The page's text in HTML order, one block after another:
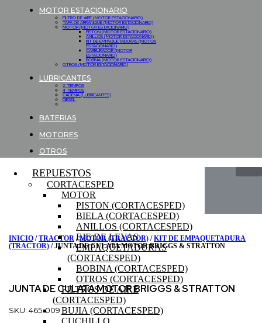
MOTOR ESTACIONARIO
FILTRO DE AIRE (MOTOR ESTACIONARIO)
TAPA DE ARRANQUE (MOTOR ESTACIONARIO)
MOTOR (MOTOR ESTACIONARIO)
PISTON (MOTOR ESTACIONARIO)
ANILLOS (MOTOR ESTACIONARIO)
KIT DE EMPAQUETADURAS (MOTOR
ESTACIONARIO)
CARBURADOR (MOTOR
ESTACIONARIO)
BOBINA (MOTOR ESTACIONARIO)
OTROS (MOTOR ESTACIONARIO)
LUBRICANTES
2 TIEMPOS
4 TIEMPOS
CADENA (LUBRICANTES)
DIESEL
BATERIAS
MOTORES
OTROS
REPUESTOS
CORTACESPED
MOTOR
PISTON (CORTACESPED)
BIELA (CORTACESPED)
ANILLOS (CORTACESPED)
EJE DE LEVAS
EMPAQUETADURAS
(CORTACESPED)
BOBINA (CORTACESPED)
OTROS (CORTACESPED)
FILTROS DE AIRE
(CORTACESPED)
BUJIA (CORTACESPED)
INICIO /TRACTOR /MOTOR (TRACTOR) /KIT DE EMPAQUETADURA
(TRACTOR) / JUNTA DE CULATA MOTOR BRIGGS & STRATTON
JUNTA DE CULATA MOTOR BRIGGS & STRATTON
SKU: 465-009